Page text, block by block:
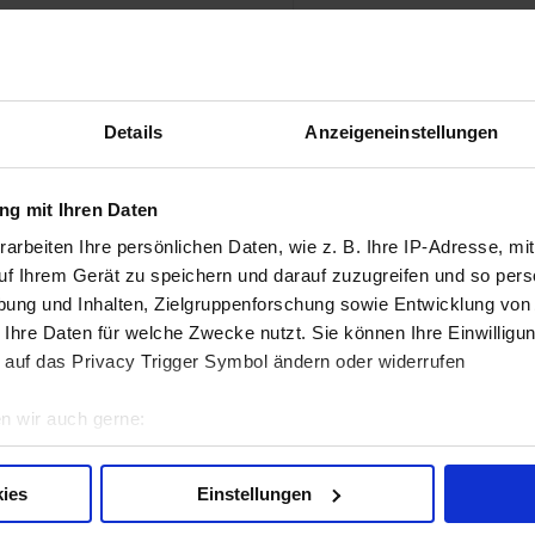
Details Anzeigeneinstellungen
mit Ihren Daten
Ihre persönlichen Daten, wie z. B. Ihre IP-Adresse,
Ihrem Gerät zu speichern und darauf zuzugreifen und so
und Inhalten, Zielgruppenforschung sowie Entwicklung
Daten für welche Zwecke nutzt. Sie können Ihre
das Privacy Trigger Symbol ändern oder widerrufen
wir auch gerne:
geografische Lage erfassen, welche bis auf einige Meter
Ihre persönlichen Daten verarbeitet werden, und legen Sie
Einstellungen
Großbritannien und den USA erhältlich
AG ankurbeln.
her. Der iCombi® ist ein Combi-
Wärmeübertragung während des Kochens
Es gart in Flüssigkeit oder mit
vergleichbare Produkte – und das bei
kann er herkömmliche Kochgeräte wie